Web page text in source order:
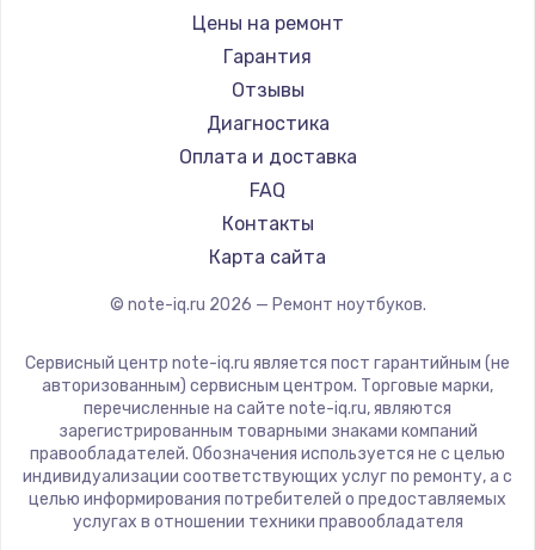
Ремонт ноутбуков iru
Ремонт ноутбуков Machenike
Ремонт ноутбуков DEXP
Ремонт ноутбуков Teclast
Ремонт ноутбуков CHUWI
Ремонт ноутбуков Colorful
Gigabyte
Aorus
Maibenben
Getac
Epson
Philips
LG
Panasonic
ZTE
Hiper
Evga
Google
Echips
Цены на ремонт
Гарантия
Отзывы
Диагностика
Оплата и доставка
FAQ
Контакты
Карта сайта
© note-iq.ru 2026 — Ремонт ноутбуков.
Сервисный центр note-iq.ru является пост гарантийным (не
авторизованным) сервисным центром. Торговые марки,
перечисленные на сайте note-iq.ru, являются
зарегистрированным товарными знаками компаний
правообладателей. Обозначения используется не с целью
индивидуализации соответствующих услуг по ремонту, а с
целью информирования потребителей о предоставляемых
услугах в отношении техники правообладателя